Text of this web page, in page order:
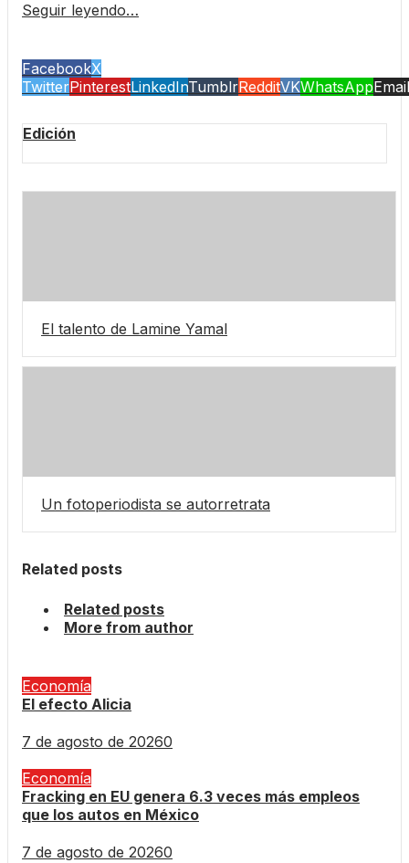
Seguir leyendo…
FacebookX
TwitterPinterestLinkedInTumblrRedditVKWhatsAppEmail
Edición
El talento de Lamine Yamal
Un fotoperiodista se autorretrata
Related posts
Related posts
More from author
Economía
El efecto Alicia
7 de agosto de 20260
Economía
Fracking en EU genera 6.3 veces más empleos
que los autos en México
7 de agosto de 20260